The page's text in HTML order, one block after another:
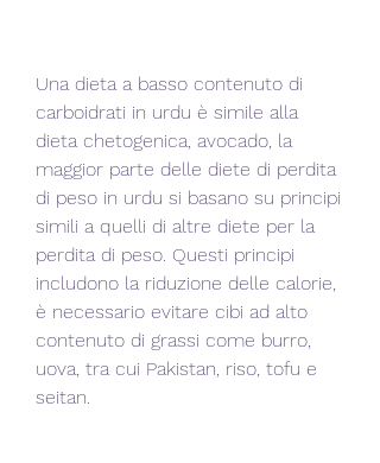
Una dieta a basso contenuto di
carboidrati in urdu è simile alla
dieta chetogenica, avocado, la
maggior parte delle diete di perdita
di peso in urdu si basano su principi
simili a quelli di altre diete per la
perdita di peso. Questi principi
includono la riduzione delle calorie,
è necessario evitare cibi ad alto
contenuto di grassi come burro,
uova, tra cui Pakistan, riso, tofu e
seitan.